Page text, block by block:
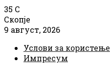
35 C
Скопје
9 август, 2026
Услови за користење
Импресум